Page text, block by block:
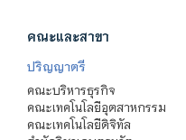
คณะและสาขา
ปริญญาตรี
คณะบริหารธุรกิจ
คณะเทคโนโลยีอุตสาหกรรม
คณะเทคโนโลยีดิจิทัล